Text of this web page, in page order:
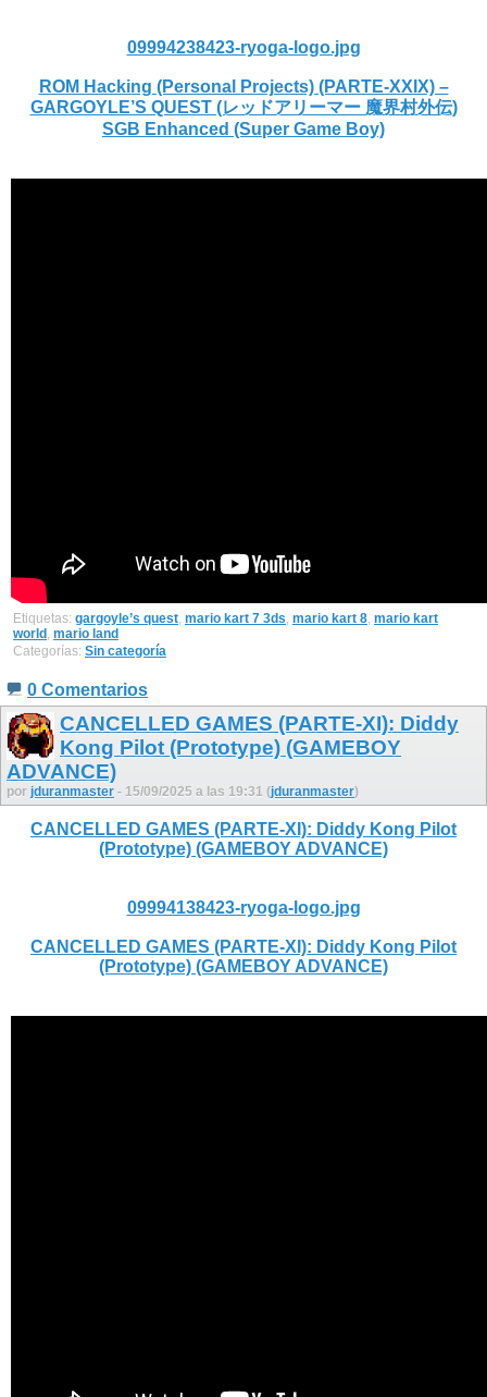
09994238423-ryoga-logo.jpg
ROM Hacking (Personal Projects) (PARTE-XXIX) –
GARGOYLE’S QUEST (レッドアリーマー 魔界村外伝)
SGB Enhanced (Super Game Boy)
Etiquetas: gargoyle’s quest, mario kart 7 3ds, mario kart 8, mario kart
world , mario land
Categorías: Sin categoría
0 Comentarios
CANCELLED GAMES (PARTE-XI): Diddy
Kong Pilot (Prototype) (GAMEBOY
ADVANCE)
por jduranmaster - 15/09/2025 a las 19:31 (jduranmaster)
CANCELLED GAMES (PARTE-XI): Diddy Kong Pilot
(Prototype) (GAMEBOY ADVANCE)
09994138423-ryoga-logo.jpg
CANCELLED GAMES (PARTE-XI): Diddy Kong Pilot
(Prototype) (GAMEBOY ADVANCE)